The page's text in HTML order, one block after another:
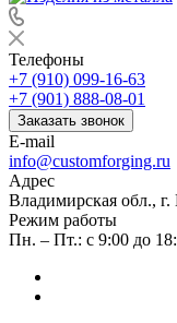
Телефоны
+7 (910) 099-16-63
+7 (901) 888-08-01
Заказать звонок
E-mail
info@customforging.ru
Адрес
Владимирская обл.,
Режим работы
Пн. – Пт.: с 9:00 до